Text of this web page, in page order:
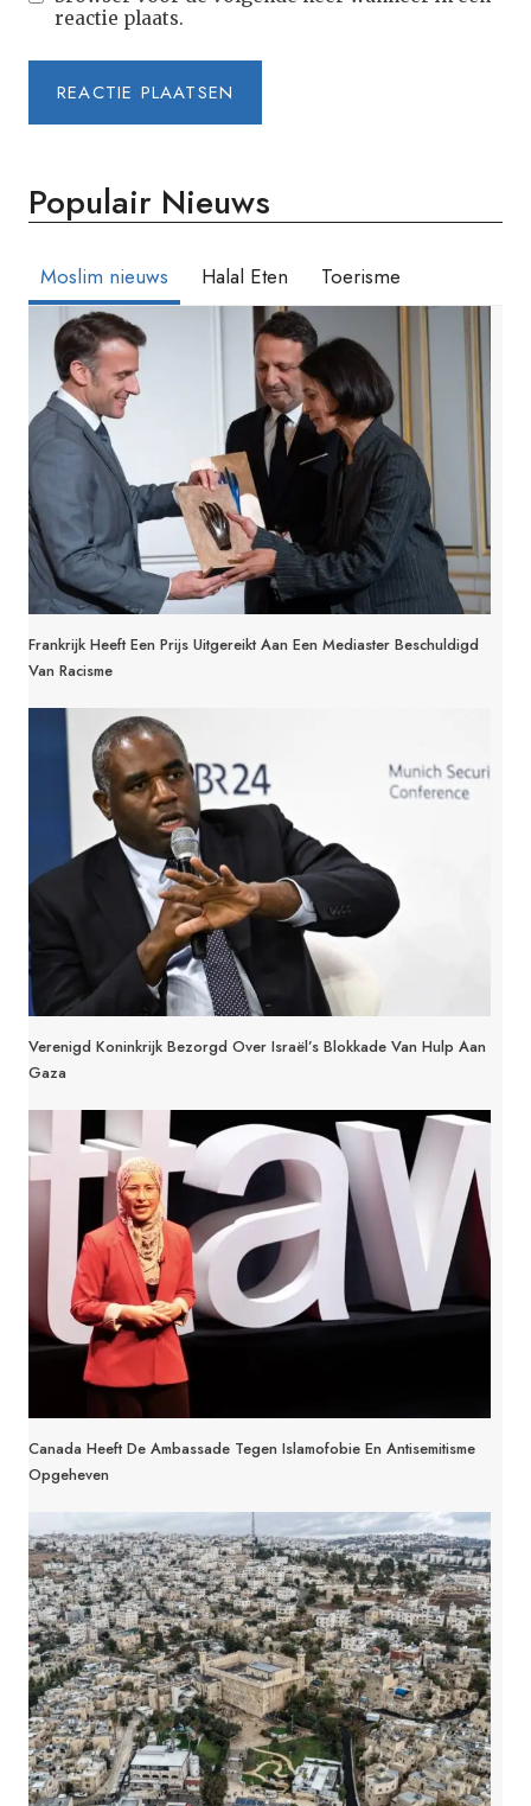
reactie plaats.
Populair Nieuws
Moslim nieuws Halal Eten Toerisme
Frankrijk Heeft Een Prijs Uitgereikt Aan Een Mediaster Beschuldigd
Van Racisme
Verenigd Koninkrijk Bezorgd Over Israël’s Blokkade Van Hulp Aan
Gaza
Canada Heeft De Ambassade Tegen Islamofobie En Antisemitisme
Opgeheven